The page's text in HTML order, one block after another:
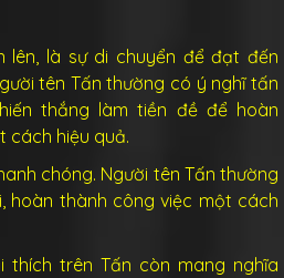
lên, là sự di chuyển để đạt đến
tên Tấn thường có ý nghĩ tấn
thắng làm tiền đề để hoàn
cách hiệu quả.
chóng. Người tên Tấn thường
hoàn thành công việc một cách
thích trên Tấn còn mang nghĩa